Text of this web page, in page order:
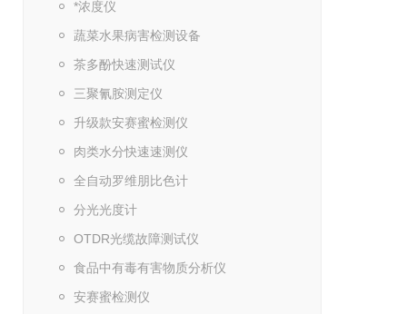
*浓度仪
蔬菜水果病害检测设备
茶多酚快速测试仪
三聚氰胺测定仪
升级款安赛蜜检测仪
肉类水分快速速测仪
全自动罗维朋比色计
分光光度计
OTDR光缆故障测试仪
食品中有毒有害物质分析仪
安赛蜜检测仪